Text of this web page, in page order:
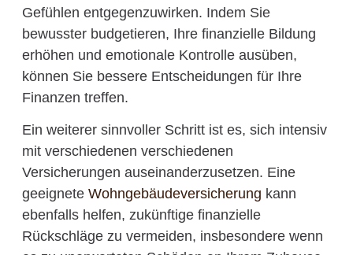
Gefühlen entgegenzuwirken. Indem Sie
bewusster budgetieren, Ihre finanzielle Bildung
erhöhen und emotionale Kontrolle ausüben,
können Sie bessere Entscheidungen für Ihre
Finanzen treffen.
Ein weiterer sinnvoller Schritt ist es, sich intensiv
mit verschiedenen verschiedenen
Versicherungen auseinanderzusetzen. Eine
geeignete Wohngebäudeversicherung kann
ebenfalls helfen, zukünftige finanzielle
Rückschläge zu vermeiden, insbesondere wenn